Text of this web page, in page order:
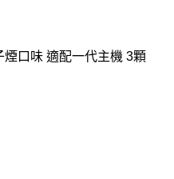
煙口味 適配一代主機 3顆